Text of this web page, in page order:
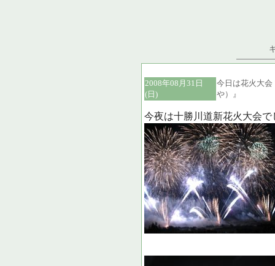
2008年08月31日
(日)
今日は花火大
や）』
今夜は十勝川道新花火大会で